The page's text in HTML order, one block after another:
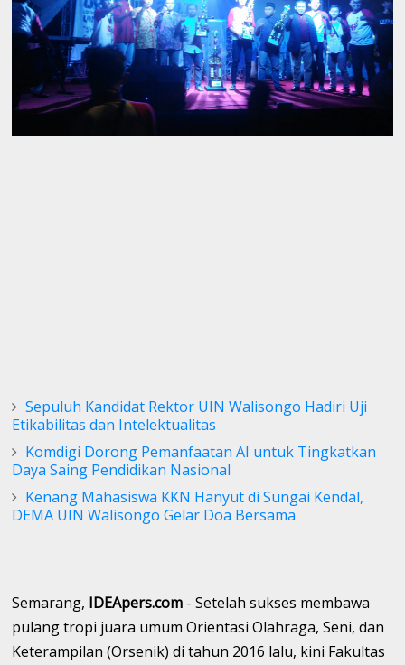
Sepuluh Kandidat Rektor UIN Walisongo Hadiri Uji
Etikabilitas dan Intelektualitas ‎
Komdigi Dorong Pemanfaatan AI untuk Tingkatkan
Daya Saing Pendidikan Nasional
Kenang Mahasiswa KKN Hanyut di Sungai Kendal,
DEMA UIN Walisongo Gelar Doa Bersama
Semarang, IDEApers.com - Setelah sukses membawa
pulang tropi juara umum Orientasi Olahraga, Seni, dan
Keterampilan (Orsenik) di tahun 2016 lalu, kini Fakultas